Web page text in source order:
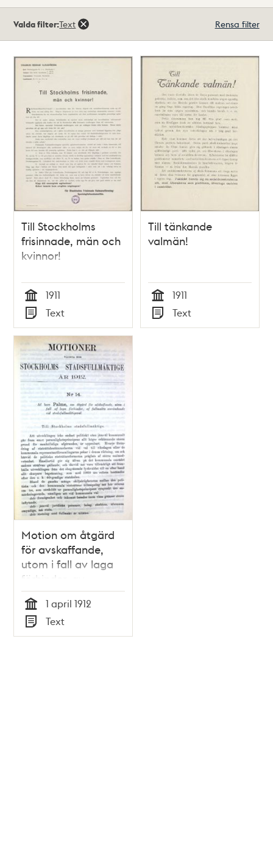
träffar
Valda filter:Text Rensa filter
Till Stockholms
frisinnade, män och
kvinnor!
Tid
1911
Typ
Text
Till tänkande
valmän!
Tid
1911
Typ
Text
Motion om åtgärd
för avskaffande,
utom i fall av laga
förhinder, av
fullmakts
användande vid
stadsfullmäktigeval
– Stadsfullmäktige
Tid
1 april 1912
Typ
Text